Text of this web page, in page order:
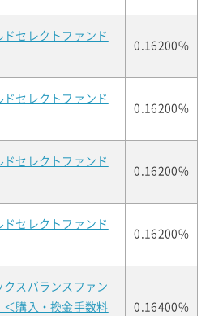
ドセレクトファンド
0.16200%
ドセレクトファンド
0.16200%
ドセレクトファンド
0.16200%
ドセレクトファンド
0.16200%
スバランスファン
＜購入・換金手数料
0.16400%